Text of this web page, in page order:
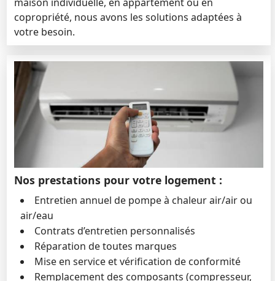
copropriété, nous avons les solutions adaptées à
votre besoin.
Nos prestations pour votre logement :
Entretien annuel de pompe à chaleur air/air ou
air/eau
Contrats d’entretien personnalisés
Réparation de toutes marques
Mise en service et vérification de conformité
Remplacement des composants (compresseur,